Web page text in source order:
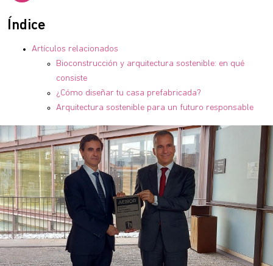
Índice
Artículos relacionados
Bioconstrucción y arquitectura sostenible: en qué
consiste
¿Cómo diseñar tu casa prefabricada?
Arquitectura sostenible para un futuro responsable